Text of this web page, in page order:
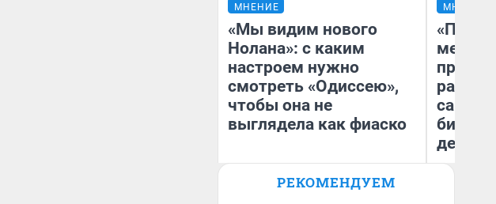
МНЕНИЕ
«Мы видим нового
Нолана»: с каким
настроем нужно
смотреть «Одиссею»,
чтобы она не
выглядела как фиаско
Надежда Губарь
МНЕНИЕ
самом
РЕКОМЕНДУЕМ